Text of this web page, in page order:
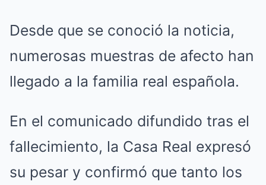
Desde que se conoció la noticia,
numerosas muestras de afecto han
llegado a la familia real española.
En el comunicado difundido tras el
fallecimiento, la Casa Real expresó
su pesar y confirmó que tanto los